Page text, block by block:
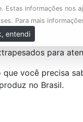
informações nos
Para mais
entendi
para
você precisa
no Brasil.